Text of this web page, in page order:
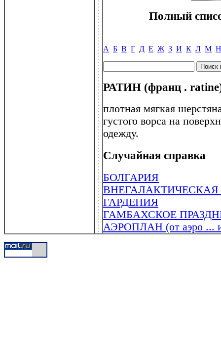
Полный
А Б В Г Д Е Ж З И К Л М Н
РАТИН (франц .
плотная мягкая
густого ворса на
одежду.
Случайная справка
БОЛГАРИЯ
ГАРДЕНИЯ
ГАМБАХСКОЕ
АЭРОПЛАН (от аэро ... и